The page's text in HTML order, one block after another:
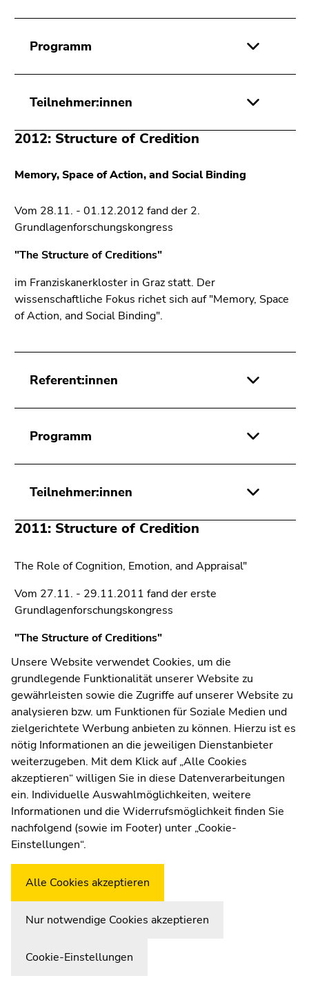
Programm
Teilnehmer:innen
2012: Structure of Credition
Memory, Space of Action, and Social Binding
Vom 28.11. - 01.12.2012 fand der 2.
Grundlagenforschungskongress
"The Structure of Creditions"
im Franziskanerkloster in Graz statt. Der
wissenschaftliche Fokus richet sich auf "Memory, Space
of Action, and Social Binding".
Referent:innen
Programm
Teilnehmer:innen
2011: Structure of Credition
The Role of Cognition, Emotion, and Appraisal"
Vom 27.11. - 29.11.2011 fand der erste
Grundlagenforschungskongress
"The Structure of Creditions"
im Franziskanerkloster in Graz statt. Der
wissenschaftliche Fokus richet sich auf "The Role of
Cognition, Emotion, and Appraisal".
Referent:innen
Programm
Teilnehmer:innen
Universitätsplatz 3
Anfahrt und Kontakt
Kommunikation und Öffentlichkeitsarbeit
Moodle
UNIGRAZonline
Impressum
Datenschutzerklärung
Cookie-Einstellungen
Barrierefreiheitserklärung
WetterstationUni Graz
Unsere Website verwendet Cookies, um die
grundlegende Funktionalität unserer Website zu
gewährleisten sowie die Zugriffe auf unserer Website zu
analysieren bzw. um Funktionen für Soziale Medien und
zielgerichtete Werbung anbieten zu können. Hierzu ist es
nötig Informationen an die jeweiligen Dienstanbieter
weiterzugeben. Mit dem Klick auf „Alle Cookies
akzeptieren“ willigen Sie in diese Datenverarbeitungen
ein. Individuelle Auswahlmöglichkeiten, weitere
Informationen und die Widerrufsmöglichkeit finden Sie
nachfolgend (sowie im Footer) unter „Cookie-
Einstellungen“.
Alle Cookies akzeptieren
Nur notwendige Cookies akzeptieren
Cookie-Einstellungen